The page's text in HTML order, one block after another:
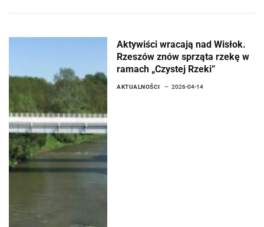
Aktywiści wracają nad Wisłok.
Rzeszów znów sprząta rzekę w
ramach „Czystej Rzeki”
AKTUALNOŚCI 2026-04-14